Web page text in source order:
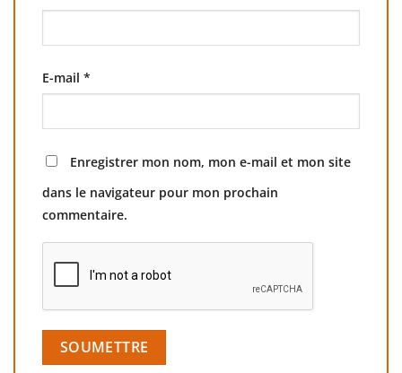
E-mail *
Enregistrer mon nom, mon e-mail et mon site
dans le navigateur pour mon prochain
commentaire.